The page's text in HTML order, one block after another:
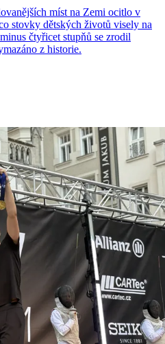
míst na Zemi ocitlo v
stovky dětských životů visely na
čtyřicet stupňů se zrodil
z historie.